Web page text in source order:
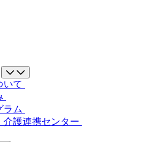
いて
ラム
護連携センター